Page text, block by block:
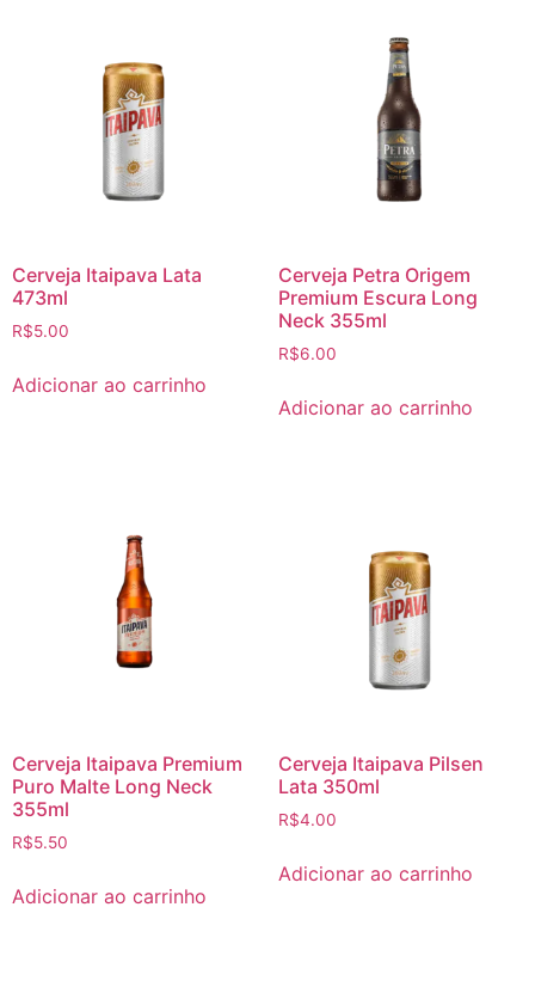
Cerveja Itaipava Lata
473ml
R$5.00
Adicionar ao carrinho
Cerveja Petra Origem
Premium Escura Long
Neck 355ml
R$6.00
Adicionar ao carrinho
Cerveja Itaipava Premium
Puro Malte Long Neck
355ml
R$5.50
Adicionar ao carrinho
Cerveja Itaipava Pilsen
Lata 350ml
R$4.00
Adicionar ao carrinho